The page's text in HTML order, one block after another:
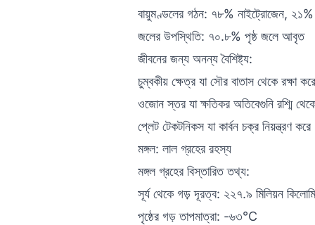
বায়ুমণ্ডলের গঠন: ৭৮% নাইট্রোজেন, ২১%
জলের উপস্থিতি: ৭০.৮% পৃষ্ঠ জলে আবৃত
জীবনের জন্য অনন্য বৈশিষ্ট্য:
চুম্বকীয় ক্ষেত্র যা সৌর বাতাস থেকে রক্ষা করে
ওজোন স্তর যা ক্ষতিকর অতিবেগুনি রশ্মি
প্লেট টেকটনিকস যা কার্বন চক্র নিয়ন্ত্রণ করে
মঙ্গল: লাল গ্রহের রহস্য
মঙ্গল গ্রহের বিস্তারিত তথ্য:
সূর্য থেকে গড় দূরত্ব: ২২৭.৯ মিলিয়ন
পৃষ্ঠের গড় তাপমাত্রা: -৬৩°C